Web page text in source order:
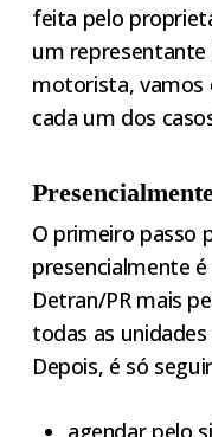
feita pelo
um representante
motorista, vamos
cada um dos
O primeiro passo
presencialmente
Detran/PR mais
todas as
Depois, é só
agendar pelo